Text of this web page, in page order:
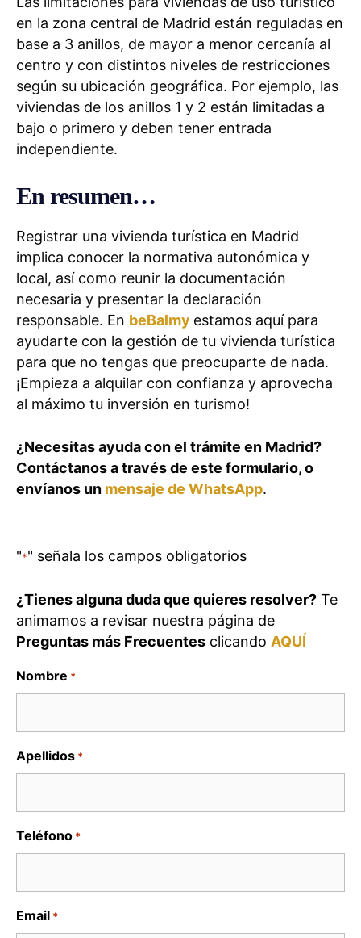
en la zona central de Madrid están reguladas en
base a 3 anillos, de mayor a menor cercanía al
centro y con distintos niveles de restricciones
según su ubicación geográfica. Por ejemplo, las
viviendas de los anillos 1 y 2 están limitadas a
bajo o primero y deben tener entrada
independiente.
En resumen…
Registrar una vivienda turística en Madrid
implica conocer la normativa autonómica y
local, así como reunir la documentación
necesaria y presentar la declaración
responsable. En beBalmy estamos aquí para
ayudarte con la gestión de tu vivienda turística
para que no tengas que preocuparte de nada.
¡Empieza a alquilar con confianza y aprovecha
al máximo tu inversión en turismo!
¿Necesitas ayuda con el trámite en Madrid?
Contáctanos a través de este formulario, o
envíanos un mensaje de WhatsApp.
"*" señala los campos obligatorios
¿Tienes alguna duda que quieres resolver? Te
animamos a revisar nuestra página de
Preguntas más Frecuentes clicando AQUÍ
Nombre *
Apellidos *
Teléfono *
Email *